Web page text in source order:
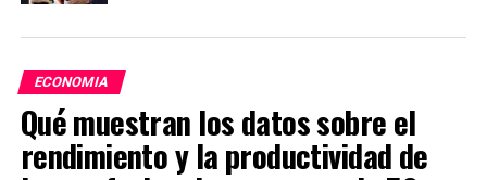
ECONOMIA
Qué muestran los datos sobre el
rendimiento y la productividad de